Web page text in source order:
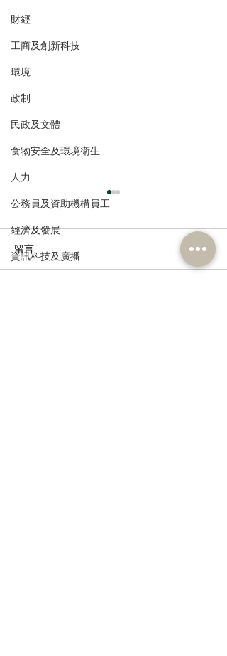
財經
工商及創新科技
環境
政制
民政及文體
食物安全及環境衛生
人力
公務員及資助機構員工
經濟及發展
資訊科技及廣播
留言